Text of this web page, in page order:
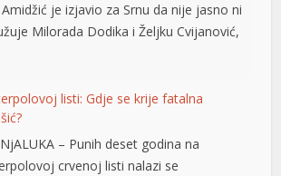
je izjavio za Srnu da nije jasno ni
Milorada Dodika i Željku Cvijanović,
listi: Gdje se krije fatalna
– Punih deset godina na
crvenoj listi nalazi se